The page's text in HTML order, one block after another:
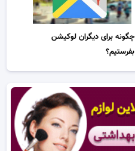
چگونه برای دیگران لوکیشن
بفرستیم؟